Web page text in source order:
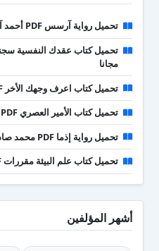
تحميل رواية آرسس PDF أحمد آل حمدان
مجانا
تحميل كتاب اعرف وجهك الأخر PDF يوسف الحسني
تحميل كتاب الأمير العصري PDF تأليف كارنز لورد كامل مجانا
تحميل رواية إذما PDF محمد صادق كامل مجانا
تحميل كتاب علم البيئة مقررات PDF السعودية 1443
أشهر المؤلفين